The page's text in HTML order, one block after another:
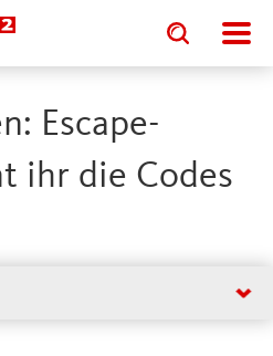
Toggle
search
input
Toggle
search
input
Escape-
ihr die Codes